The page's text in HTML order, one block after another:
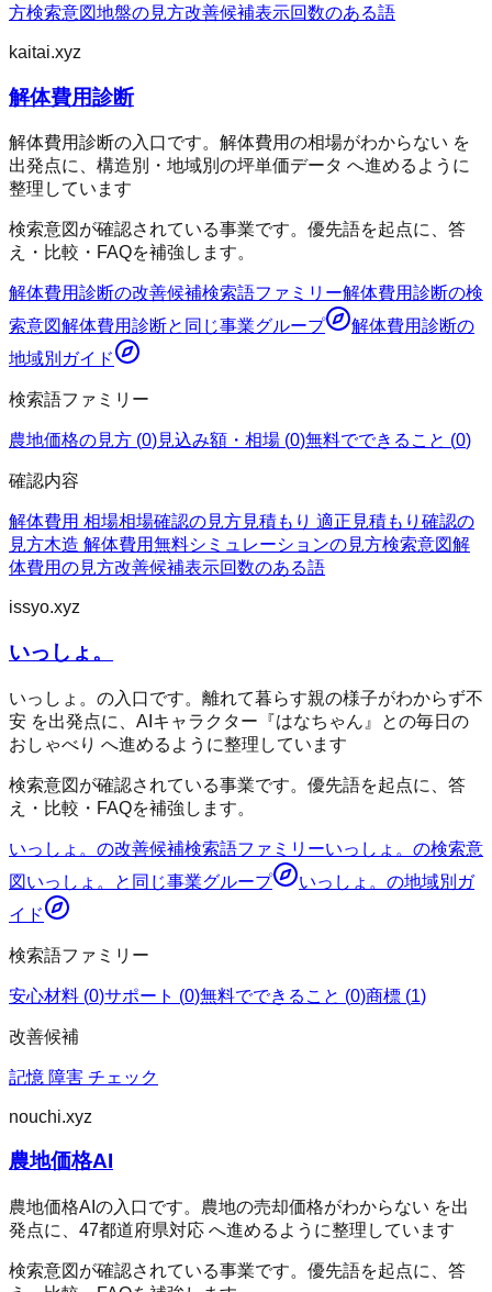
方検索意図地盤の見方改善候補表示回数のある語
kaitai.xyz
解体費用診断
解体費用診断の入口です。解体費用の相場がわからない を
出発点に、構造別・地域別の坪単価データ へ進めるように
整理しています
検索意図が確認されている事業です。優先語を起点に、答
え・比較・FAQを補強します。
解体費用診断の改善候補検索語ファミリー解体費用診断の検
索意図解体費用診断と同じ事業グループ 解体費用診断の
地域別ガイド
検索語ファミリー
農地価格の見方 (0)見込み額・相場 (0)無料でできること (0)
確認内容
解体費用 相場相場確認の見方見積もり 適正 見積もり確認の
見方木造 解体費用無料シミュレーションの見方検索意図解
体費用の見方改善候補表示回数のある語
issyo.xyz
いっしょ。
いっしょ。の入口です。離れて暮らす親の様子がわからず不
安 を出発点に、AIキャラクター『はなちゃん』との毎日の
おしゃべり へ進めるように整理しています
検索意図が確認されている事業です。優先語を起点に、答
え・比較・FAQを補強します。
いっしょ。 の改善候補検索語ファミリーいっしょ。 の検索意
図 いっしょ。 と同じ事業グループ いっしょ。 の地域別ガ
イド
検索語ファミリー
安心材料 (0)サポート (0)無料でできること (0)商標 (1)
改善候補
記憶 障害 チェック
nouchi.xyz
農地価格AI
農地価格AIの入口です。農地の売却価格がわからない を出
発点に、47都道府県対応 へ進めるように整理しています
検索意図が確認されている事業です。優先語を起点に、答